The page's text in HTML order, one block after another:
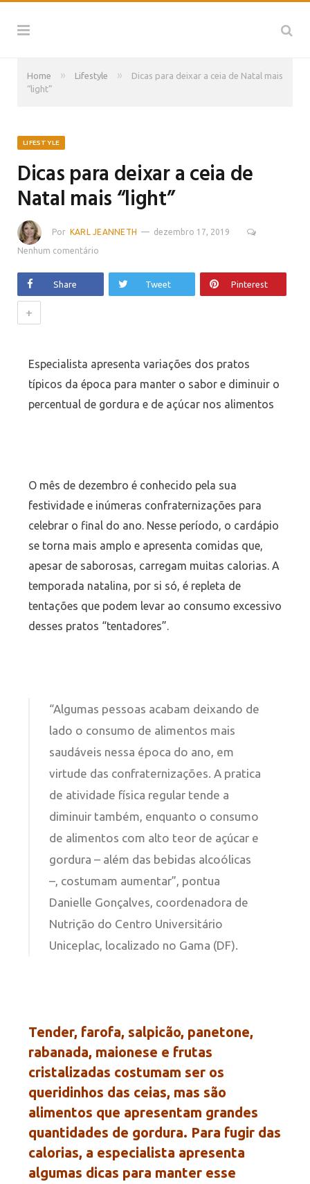
Home » Lifestyle »
Dicas para deixar a ceia de Natal mais
“light”
LIFESTYLE
Dicas para deixar a ceia de
Natal mais “light”
Por KARL JEANNETH dezembro 17, 2019
Nenhum comentário
Share Tweet Pinterest
+
Especialista apresenta variações dos pratos
típicos da época para manter o sabor e diminuir o
percentual de gordura e de açúcar nos alimentos
O mês de dezembro é conhecido pela sua
festividade e inúmeras confraternizações para
celebrar o final do ano. Nesse período, o cardápio
se torna mais amplo e apresenta comidas que,
apesar de saborosas, carregam muitas calorias. A
temporada natalina, por si só, é repleta de
tentações que podem levar ao consumo excessivo
desses pratos “tentadores”.
“Algumas pessoas acabam deixando de
lado o consumo de alimentos mais
saudáveis nessa época do ano, em
virtude das confraternizações. A pratica
de atividade física regular tende a
diminuir também, enquanto o consumo
de alimentos com alto teor de açúcar e
gordura – além das bebidas alcoólicas
–, costumam aumentar”, pontua
Danielle Gonçalves, coordenadora de
Nutrição do Centro Universitário
Uniceplac, localizado no Gama (DF).
Tender, farofa, salpicão, panetone,
rabanada, maionese e frutas
cristalizadas costumam ser os
queridinhos das ceias, mas são
alimentos que apresentam grandes
quantidades de gordura. Para fugir das
calorias, a especialista apresenta
algumas dicas para manter esse